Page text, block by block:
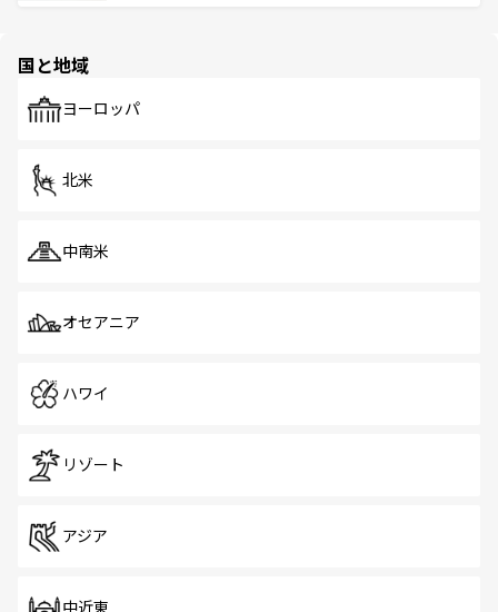
で、ホーカーズは地元の風情を楽しめる外せないスポット
国と地域
ヨーロッパ
北米
中南米
オセアニア
ハワイ
リゾート
アジア
中近東